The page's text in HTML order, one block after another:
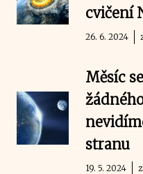
cvičení
26. 6. 2024
Měsíc
stranu
19. 5. 2024